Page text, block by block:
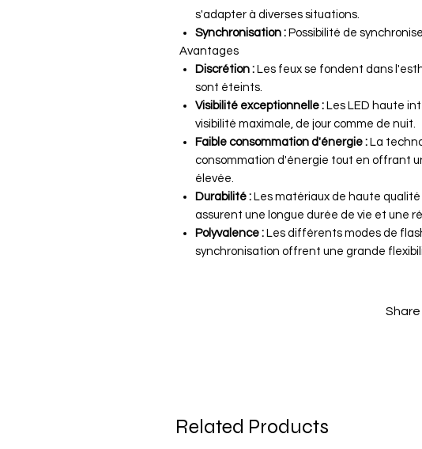
s'adapter à diverses situations.
Synchronisation : Possibilité de
Avantages
Discrétion : Les feux se fondent dans
sont éteints.
Visibilité exceptionnelle : Les LED haute
visibilité maximale, de jour comme de nuit.
Faible consommation d'énergie : La
consommation d'énergie tout en offrant
élevée.
Durabilité : Les matériaux de haute
assurent une longue durée de vie et une
Polyvalence : Les différents modes de
synchronisation offrent une grande
Related Products